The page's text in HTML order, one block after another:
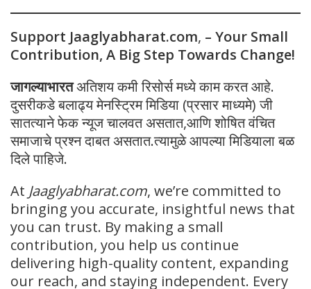
Support Jaaglyabharat.com, – Your Small
Contribution, A Big Step Towards Change!
जागल्याभारतअतिशय कमी रिसोर्स मध्ये काम करत आहे.
दुसरीकडे बलाढ्य मेनस्ट्रिम मिडिया (प्रसार माध्यमे) जी
सातत्याने फेक न्यूज चालवत असतात,आणि शोषित वंचित
समाजाचे प्रश्न दाबत असतात.त्यामुळे आपल्या मिडियाला बळ
दिले पाहिजे.
At Jaaglyabharat.com, we’re committed to
bringing you accurate, insightful news that
you can trust. By making a small
contribution, you help us continue
delivering high-quality content, expanding
our reach, and staying independent. Every